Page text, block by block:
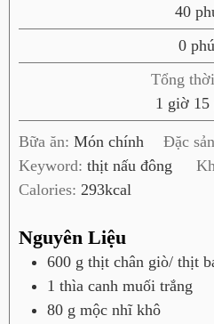
t
40p
h
ú
t
0p
h
t
Tổng
1 g
i
ờ
giờ 15
t
Bữa ăn: Món chính Đặc
Keyword: thịt nấu đông
Calories: 293kcal
Nguyên Liệu
600 g thịt chân giò/ thịt
1 thìa canh muối trắng
80 g mộc nhĩ khô